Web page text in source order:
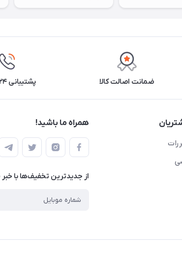
ضمانت اصالت کالا پشتیبانی ۲۴ ساعته
همراه ما باشید!
از جدید‌ترین تخفیف‌ها با‌